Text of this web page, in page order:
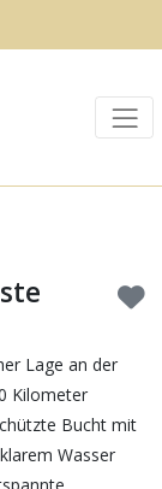
Lage an der
Kilometer
Bucht mit
Wasser